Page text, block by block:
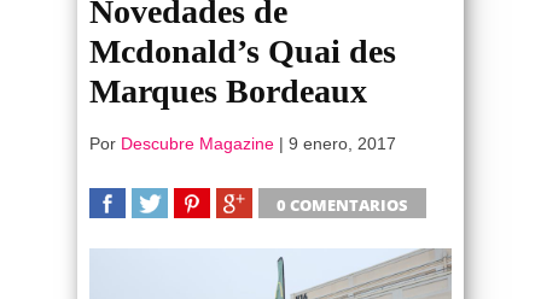
Novedades de
Mcdonald’s Quai des
Marques Bordeaux
Por Descubre Magazine | 9 enero, 2017
0 COMENTARIOS